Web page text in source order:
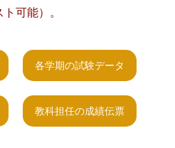
可能）。
各学期の試験データ
教科担任の成績伝票